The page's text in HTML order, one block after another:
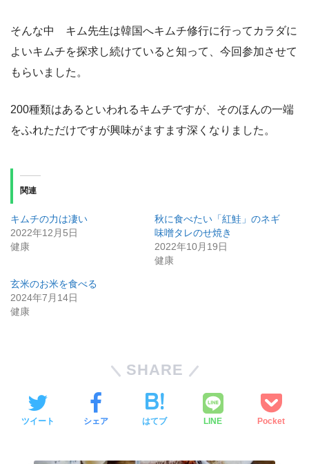
そんな中 キム先生は韓国へキムチ修行に行ってカラダに
よいキムチを探求し続けていると知って、今回参加させて
もらいました。
200種類はあるといわれるキムチですが、そのほんの一端
をふれただけですが興味がますます深くなりました。
関連
キムチの力は凄い
2022年12月5日
健康
秋に食べたい「紅鮭」のネギ
味噌タレのせ焼き
2022年10月19日
健康
玄米のお米を食べる
2024年7月14日
健康
SHARE
ツイート シェア はてブ LINE Pocket